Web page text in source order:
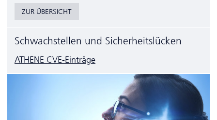
ZUR ÜBERSICHT
Schwachstellen und Sicherheitslücken
ATHENE CVE-Einträge